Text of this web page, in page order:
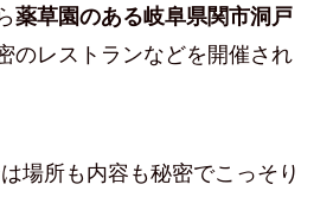
薬草園のある岐阜県関市洞戸
のレストランなどを開催され
場所も内容も秘密でこっそり